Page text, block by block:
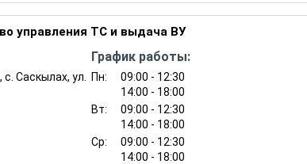
взысканий (штрафов) и иных сумм в возмещение
районов (ст. 5.43, 11.23 (кроме
ч. 2 ст. 14.4
,19.3-19.5, 19.6, 19.7, 19.13, 19.22, 19.33)
управления ТС и выдача ВУ
Саскылах, ул.
График работы:
Пн:
09:00 - 12:30
14:00 - 18:00
Вт:
09:00 - 12:30
14:00 - 18:00
Ср:
09:00 - 12:30
14:00 - 18:00